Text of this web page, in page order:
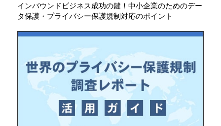
インバウンドビジネス成功の鍵！中小企業のためのデー
タ保護・プライバシー保護規制対応のポイント